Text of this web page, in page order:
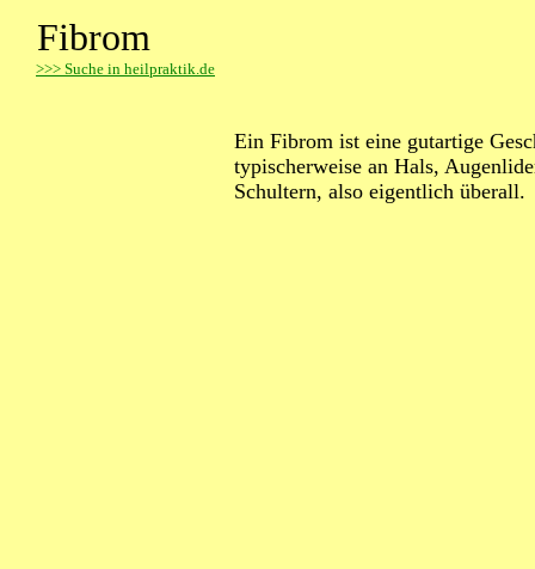
Fibrom
>>> Suche in heilpraktik.de
Ein Fibrom ist eine gutartige
typischerweise an Hals,
Schultern, also eigentlich überall.